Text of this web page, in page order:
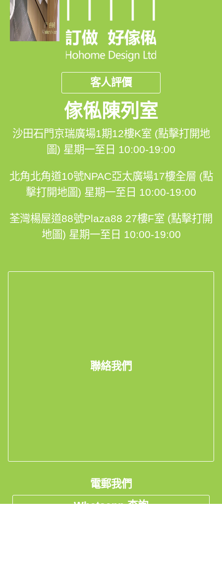
客人評價
傢俬陳列室
沙田石門京瑞廣場1期12樓K室 (點擊打開地
圖) 星期一至日 10:00-19:00
北角北角道10號NPAC亞太廣場17樓全層 (點
擊打開地圖) 星期一至日 10:00-19:00
荃灣楊屋道88號Plaza88 27樓F室 (點擊打開
地圖) 星期一至日 10:00-19:00
聯絡我們
電郵我們
Whatsapp 查詢